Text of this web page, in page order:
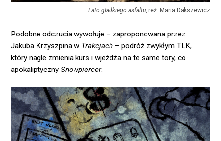
Lato gładkiego asfaltu, reż. Maria Dakszewicz
Podobne odczucia wywołuje – zaproponowana przez
Jakuba Krzyszpina w Trakcjach – podróż zwykłym TLK,
który nagle zmienia kurs i wjeżdża na te same tory, co
apokaliptycznySnowpiercer.